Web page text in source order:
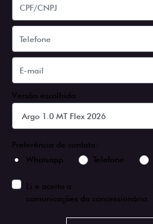
Versão escolhida
Preferência de contato:
Whatsapp
Telefone
Li e aceito a
comunicações da concessionária.